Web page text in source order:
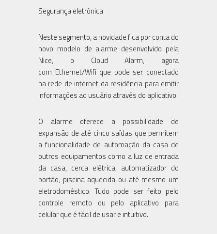
Segurança eletrônica
Neste segmento, a novidade fica por conta do
novo modelo de alarme desenvolvido pela
Nice, o Cloud Alarm, agora
com Ethernet/Wifi que pode ser conectado
na rede de internet da residência para emitir
informações ao usuário através do aplicativo.
O alarme oferece a possibilidade de
expansão de até cinco saídas que permitem
a funcionalidade de automação da casa de
outros equipamentos como a luz de entrada
da casa, cerca elétrica, automatizador do
portão, piscina aquecida ou até mesmo um
eletrodoméstico. Tudo pode ser feito pelo
controle remoto ou pelo aplicativo para
celular que é fácil de usar e intuitivo.